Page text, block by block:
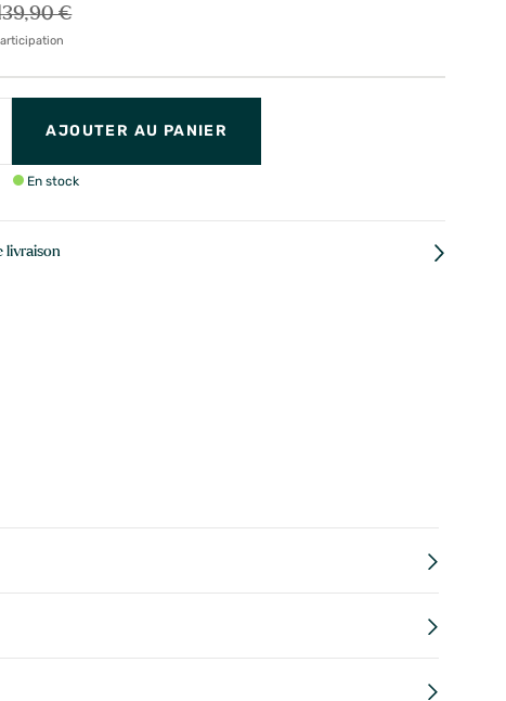
€
AJOUTER AU PANIER
En stock
livraison